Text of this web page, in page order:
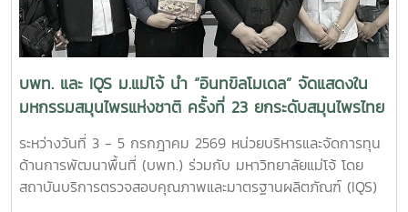
บพท. และ IQS ม.แม่โจ้ นำ “อินทขิลโมเดล” จัดแสดงใน
มหกรรมสมุนไพรแห่งชาติ ครั้งที่ 23 ยกระดับสมุนไพรไทย
สู่เศรษฐกิจสุขภาพ
ระหว่างวันที่ 3 - 5 กรกฎาคม 2569 หน่วยบริหารและจัดการทุน
ด้านการพัฒนาพื้นที่ (บพท.) ร่วมกับ มหาวิทยาลัยแม่โจ้ โดย
สถาบันบริการตรวจสอบคุณภาพและมาตรฐานผลิตภัณฑ์ (IQS)